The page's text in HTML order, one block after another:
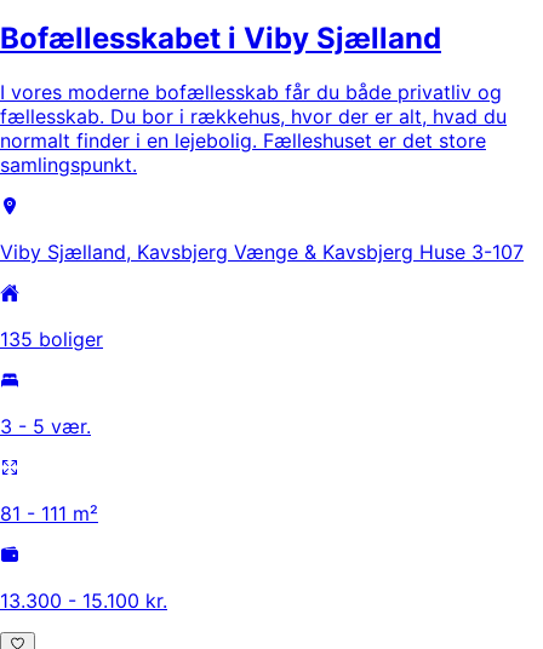
Bofællesskabet i Viby Sjælland
I vores moderne bofællesskab får du både privatliv og
fællesskab. Du bor i rækkehus, hvor der er alt, hvad du
normalt finder i en lejebolig. Fælleshuset er det store
samlingspunkt.
Viby Sjælland, Kavsbjerg Vænge & Kavsbjerg Huse 3-107
135 boliger
3 - 5 vær.
81 - 111 m²
13.300 - 15.100 kr.